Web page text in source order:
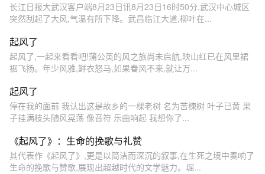
长江日报大武汉客户端8月23日讯8月23日16时50分,武汉中心城区
突然刮起了大风,气温有所下降。武昌临江大道,柳叶在...
起风了
起风了,一起来看看吧!蒲公英的风之旅尚未启航,映山红已在风里裙
裾飞扬。年少风雅,鲜衣怒马,如果春风不来,就让万...
起风了
停在我的面前 我认出这是故乡的一棵老树 名为苦楝树 叶子已黄 果
子挂满枝头随风晃荡 像音符 乐曲响起 我想你了...
《起风了》：生命的挽歌与礼赞
其代表作《起风了》,更是以简洁而深沉的叙事,在生死之境中奏响了
生命的挽歌与赞歌,展现出超越时代的文学魅力。堀...